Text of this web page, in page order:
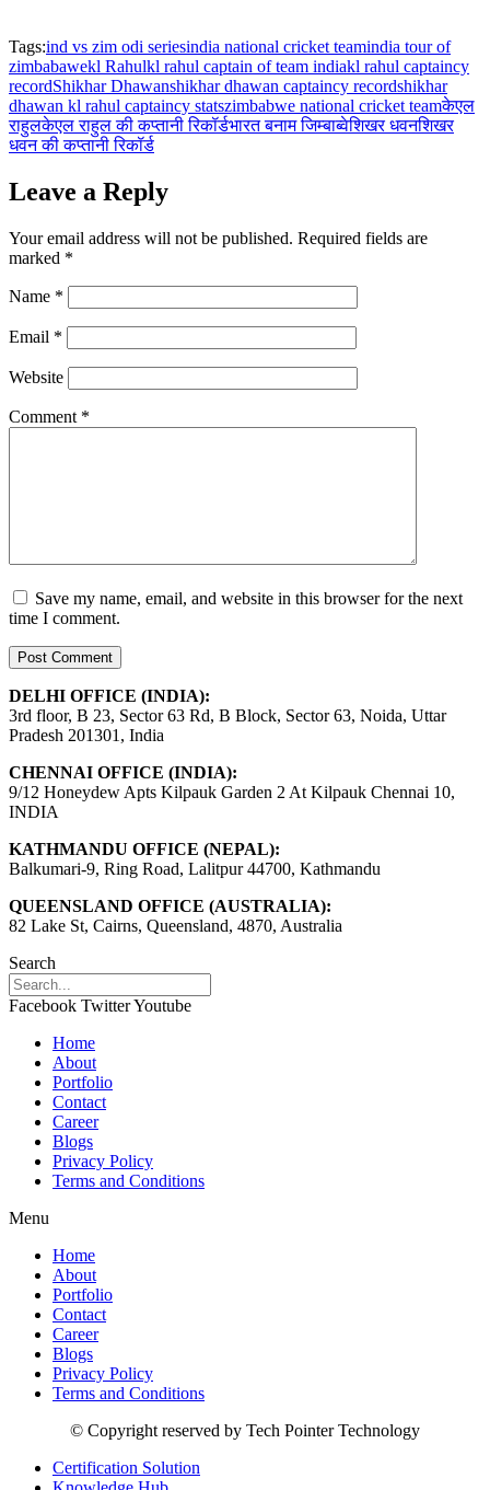
Tags:ind vs zim odi seriesindia national cricket teamindia tour of
zimbabawekl Rahulkl rahul captain of team indiakl rahul captaincy
recordShikhar Dhawanshikhar dhawan captaincy recordshikhar
dhawan kl rahul captaincy statszimbabwe national cricket teamकेएल
राहुलकेएल राहुल की कप्तानी रिकॉर्डभारत बनाम जिम्बाब्वेशिखर धवनशिखर
धवन की कप्तानी रिकॉर्ड
Leave a Reply
Your email address will not be published. Required fields are
marked *
Name *
Email *
Website
Comment *
Save my name, email, and website in this browser for the next
time I comment.
DELHI OFFICE (INDIA):
3rd floor, B 23, Sector 63 Rd, B Block, Sector 63, Noida, Uttar
Pradesh 201301, India
CHENNAI OFFICE (INDIA):
9/12 Honeydew Apts Kilpauk Garden 2 At Kilpauk Chennai 10,
INDIA
KATHMANDU OFFICE (NEPAL):
Balkumari-9, Ring Road, Lalitpur 44700, Kathmandu
QUEENSLAND OFFICE (AUSTRALIA):
82 Lake St, Cairns, Queensland, 4870, Australia
Search
Facebook TwitterYoutube
Home
About
Portfolio
Contact
Career
Blogs
Privacy Policy
Terms and Conditions
Menu
Home
About
Portfolio
Contact
Career
Blogs
Privacy Policy
Terms and Conditions
© Copyright reserved by Tech Pointer Technology
Certification Solution